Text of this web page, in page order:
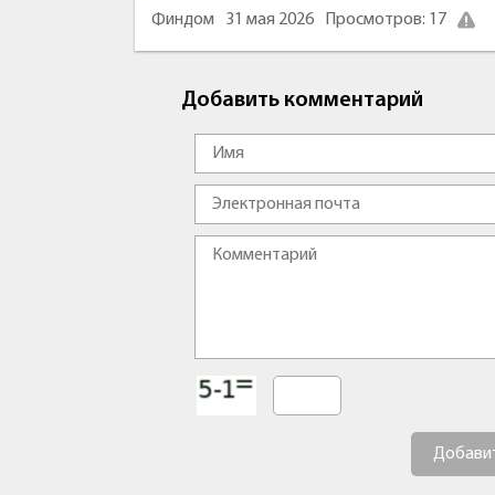
Финдом 31 мая 2026 Просмотров: 17
Добавить комментарий